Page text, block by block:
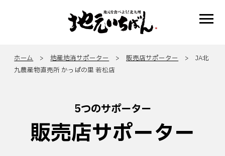
ホーム >地産地消サポーター >販売店サポーター
> JA北
九農産物直売所 かっぱの里 若松店
5つのサポーター
販売店サポーター